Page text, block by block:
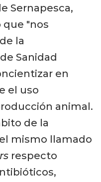
Sernapesca,
que "nos
la
Sanidad
en
el uso
animal.
de la
mismo llamado
respecto